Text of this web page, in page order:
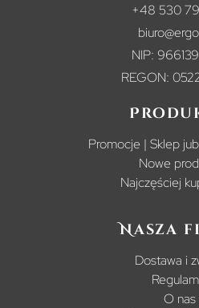
+48 530
NIP:
REGON:
Promocje | Sklep
Nowe
Najczęściej
Nasza
Dostawa i
O nas